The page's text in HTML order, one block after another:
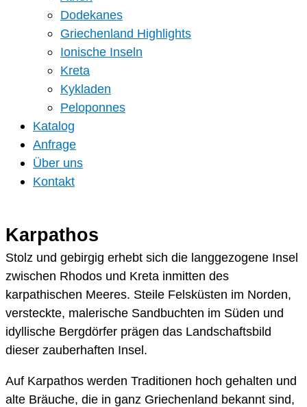
Dodekanes
Griechenland Highlights
Ionische Inseln
Kreta
Kykladen
Peloponnes
Katalog
Anfrage
Über uns
Kontakt
Karpathos
Stolz und gebirgig erhebt sich die langgezogene Insel
zwischen Rhodos und Kreta inmitten des
karpathischen Meeres. Steile Felsküsten im Norden,
versteckte, malerische Sandbuchten im Süden und
idyllische Bergdörfer prägen das Landschaftsbild
dieser zauberhaften Insel.
Auf Karpathos werden Traditionen hoch gehalten und
alte Bräuche, die in ganz Griechenland bekannt sind,